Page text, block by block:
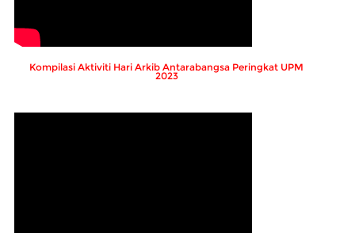
Kompilasi Aktiviti Hari Arkib Antarabangsa Peringkat UPM
2023